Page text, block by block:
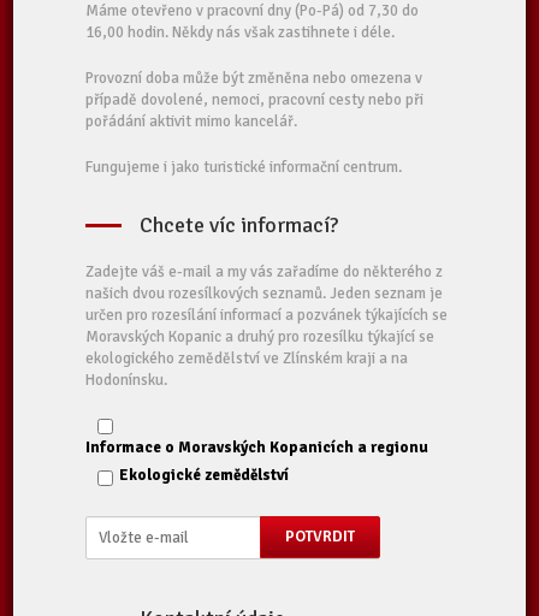
Máme otevřeno v pracovní dny (Po-Pá) od 7,30 do
16,00 hodin. Někdy nás však zastihnete i déle.
Provozní doba může být změněna nebo omezena v
případě dovolené, nemoci, pracovní cesty nebo při
pořádání aktivit mimo kancelář.
Fungujeme i jako turistické informační centrum.
Chcete víc informací?
Zadejte váš e-mail a my vás zařadíme do některého z
našich dvou rozesílkových seznamů. Jeden seznam je
určen pro rozesílání informací a pozvánek týkajících se
Moravských Kopanic a druhý pro rozesílku týkající se
ekologického zemědělství ve Zlínském kraji a na
Hodonínsku.
Informace o Moravských Kopanicích a regionu
Ekologické zemědělství